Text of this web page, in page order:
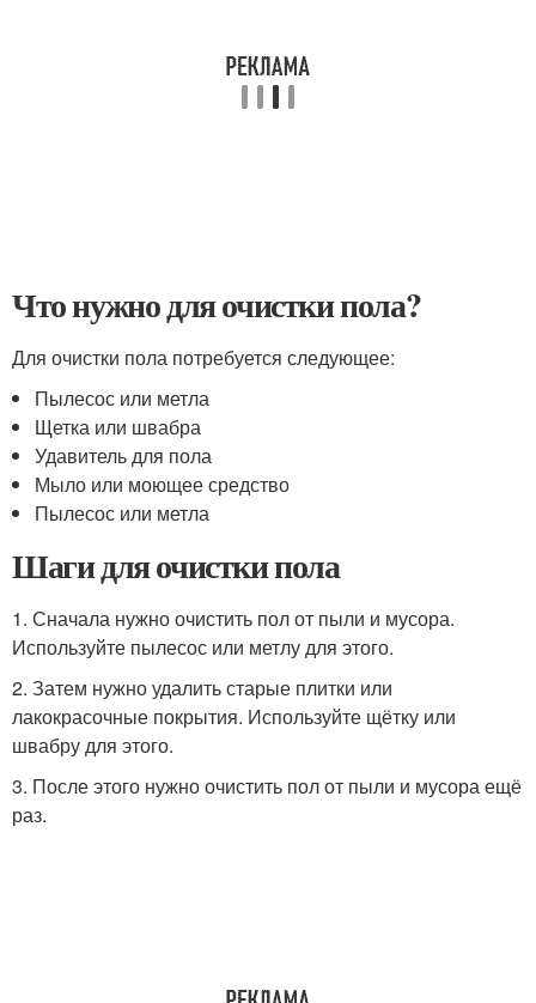
Что нужно для очистки пола?
Для очистки пола потребуется следующее:
Пылесос или метла
Щетка или швабра
Удавитель для пола
Мыло или моющее средство
Пылесос или метла
Шаги для очистки пола
1. Сначала нужно очистить пол от пыли и мусора.
Используйте пылесос или метлу для этого.
2. Затем нужно удалить старые плитки или
лакокрасочные покрытия. Используйте щётку или
швабру для этого.
3. После этого нужно очистить пол от пыли и мусора ещё
раз.